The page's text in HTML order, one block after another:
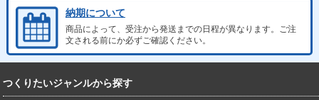
納期について
商品によって、受注から発送までの日程が異なります。ご注
文される前にか必ずご確認ください。
つくりたいジャンルから探す